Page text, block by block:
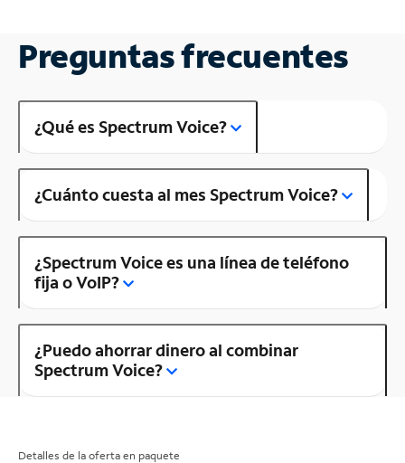
Preguntas frecuentes
¿Qué es Spectrum Voice?
¿Cuánto cuesta al mes Spectrum Voice?
¿Spectrum Voice es una línea de teléfono
fija o VoIP?
¿Puedo ahorrar dinero al combinar
Spectrum Voice?
Detalles de la oferta en paquete